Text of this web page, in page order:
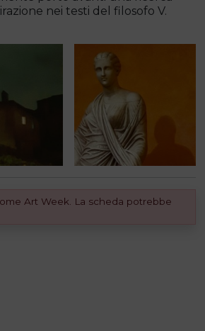
nei testi del filosofo V.
Art Week. La scheda potrebbe